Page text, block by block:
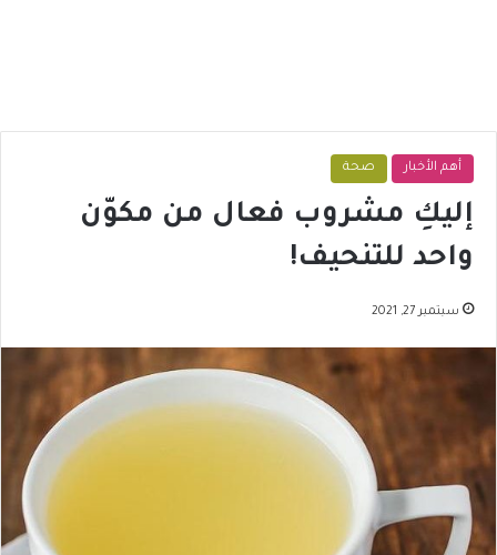
أهم الأخبار صحة
إليكِ مشروب فعال من مكوّن
واحد للتنحيف!
سبتمبر 27, 2021